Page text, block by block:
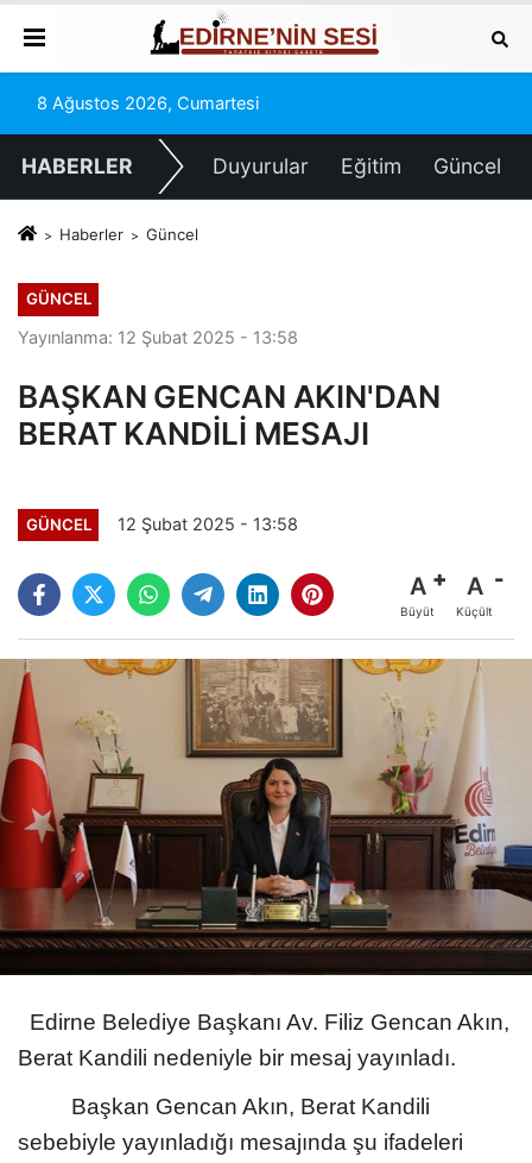
8 Ağustos 2026, Cumartesi
HABERLER Duyurular Eğitim Güncel
Haberler Güncel
GÜNCEL
Yayınlanma: 12 Şubat 2025 - 13:58
BAŞKAN GENCAN AKIN'DAN
BERAT KANDİLİ MESAJI
GÜNCEL 12 Şubat 2025 - 13:58
A
Büyüt
A
Küçült
Edirne Belediye Başkanı Av. Filiz Gencan Akın,
Berat Kandili nedeniyle bir mesaj yayınladı.
Başkan Gencan Akın, Berat Kandili
sebebiyle yayınladığı mesajında şu ifadeleri